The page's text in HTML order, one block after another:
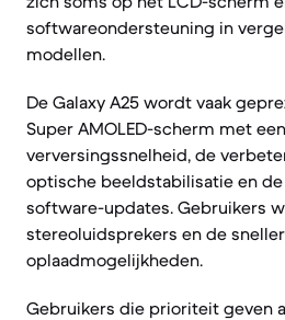
softwareondersteuning in
modellen.
De Galaxy A25 wordt vaak
Super AMOLED-scherm met
verversingssnelheid, de
optische beeldstabilisatie en
software-updates. Gebruikers
stereoluidsprekers en de
oplaadmogelijkheden.
Gebruikers die prioriteit geven